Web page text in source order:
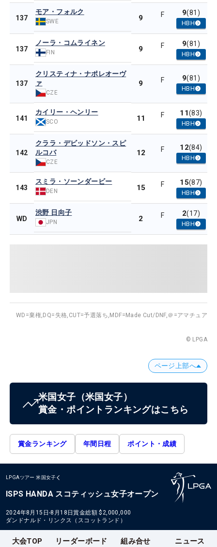
137
モア・フォルク
SWE 9 F 9(81)
HBH
137
ノーラ・コムライネン
FIN 9 F 9(81)
HBH
137
クリスティナ・ナポレオーヴ
ァ
CZE
9 F 9(81)
HBH
141
カイリー・ヘンリー
SCO 11 F 11(83)
HBH
142
クララ・デビッドソン・スピ
ルコバ
CZE
12 F 12(84)
HBH
143
スミラ・ソーンダービー
DEN 15 F 15(87)
HBH
WD
渋野 日向子
JPN 2 F 2(17)
HBH
WD=棄権, DQ=失格, CUT=予選落ち, MDF=Made Cut/DNF,＠=アマチュア
© LPGA
ページ上部へ
米国女子 （米国女子）
賞金・ポイントランキングはこちら
賞金ランキング 年間日程 ポイント・成績
LPGAツアー 米国女子
ISPS HANDA スコティッシュ女子オープン
2024年8月15日-8月18日賞金総額 $2,000,000
ダンドナルド・リンクス（スコットランド）
大会TOP リーダーボード 組み合せ ニュース